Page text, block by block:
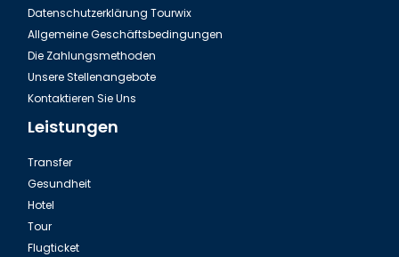
Datenschutzerklärung Tourwix
Allgemeine Geschäftsbedingungen
Die Zahlungsmethoden
Unsere Stellenangebote
Kontaktieren Sie Uns
Leistungen
Transfer
Gesundheit
Hotel
Tour
Flugticket